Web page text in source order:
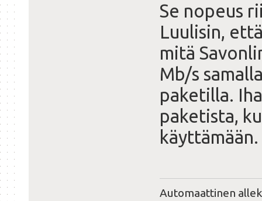
Se nopeus
Luulisin,
mitä
Mb/s
paketilla.
paketista,
käyttämään.
Automaattinen